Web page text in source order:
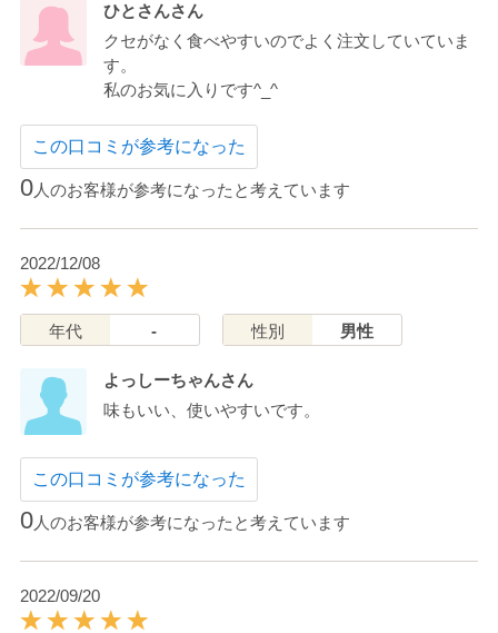
ひとさんさん
クセがなく食べやすいのでよく注文していていま
す。
私のお気に入りです^_^
この口コミが参考になった
0人のお客様が参考になったと考えています
2022/12/08
年代 - 性別 男性
よっしーちゃんさん
味もいい、使いやすいです。
この口コミが参考になった
0人のお客様が参考になったと考えています
2022/09/20